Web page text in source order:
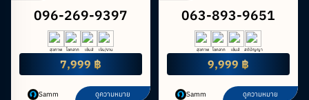
096-269-9397
สุขภาพ โชคลาภ เซ้นส์ เงิน/งาน
7,999 ฿
Samm ดูความหมาย
063-893-9651
สุขภาพ โชคลาภ เซ้นส์ สติปัญญา
9,999 ฿
Samm ดูความหมาย